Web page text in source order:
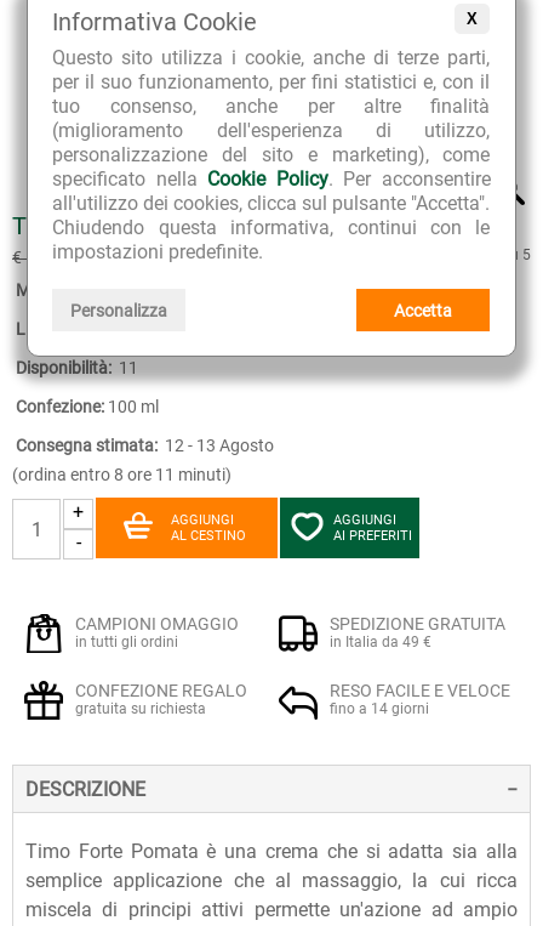
X
Informativa Cookie
Questo sito utilizza i cookie, anche di terze parti,
per il suo funzionamento, per fini statistici e, con il
tuo consenso, anche per altre finalità
(miglioramento dell'esperienza di utilizzo,
personalizzazione del sito e marketing), come
specificato nella Cookie Policy. Per acconsentire
all'utilizzo dei cookies, clicca sul pulsante "Accetta".
Chiudendo questa informativa, continui con le
impostazioni predefinite.
Personalizza Accetta
TIMO FORTE POMATA
€ 18.90 € 17.01(sconto 10%) 4.5 su 5
Marca:
Linea:
Disponibilità: 11
Confezione: 100 ml
Consegna stimata: 12 - 13 Agosto
(ordina entro 8 ore 11 minuti)
+
-
AGGIUNGI
AL CESTINO
AGGIUNGI
AI PREFERITI
CAMPIONI OMAGGIO
in tutti gli ordini
SPEDIZIONE GRATUITA
in Italia da 49 €
CONFEZIONE REGALO
gratuita su richiesta
RESO FACILE E VELOCE
fino a 14 giorni
DESCRIZIONE
Timo Forte Pomata è una crema che si adatta sia alla
semplice applicazione che al massaggio, la cui ricca
miscela di principi attivi permette un'azione ad ampio